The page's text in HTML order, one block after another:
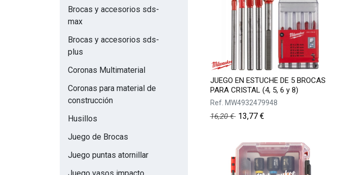
Brocas y accesorios sds-
max
Brocas y accesorios sds-
plus
Coronas Multimaterial
Coronas para material de
construcción
Husillos
Juego de Brocas
Juego puntas atornillar
JUEGO EN ESTUCHE DE 5 BROCAS
PARA CRISTAL (4, 5, 6 y 8)
Ref. MW4932479948
16,20€ 13,77€